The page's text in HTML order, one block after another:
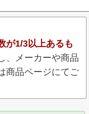
が1/3以上あるも
、メーカーや商品
商品ページにてご